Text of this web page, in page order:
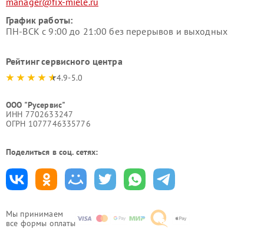
Мы принимаем
все формы оплаты
График работы:
ПН-ВСК с 9:00 до 21:00 без перерывов и выходных
Рейтинг сервисного центра
4.9-5.0
ООО "Русервис"
ИНН 7702633247
ОГРН 1077746335776
Поделиться в соц. сетях: